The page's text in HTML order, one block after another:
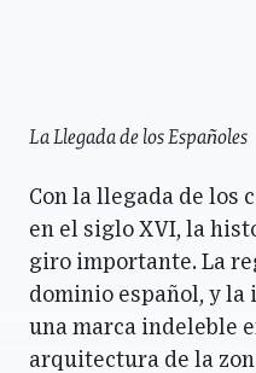
La Llegada de los Españoles
Con la llegada de los
en el siglo XVI, la
giro importante. La
dominio español, y la
una marca indeleble
arquitectura de la